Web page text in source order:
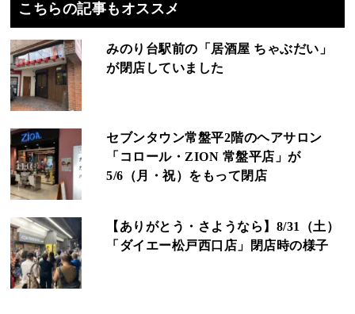
こちらの記事もオススメ
みのり台駅前の「居酒屋 ちゃぶだい」
が閉店していました
セブンタウン常盤平2階のヘアサロン
「コロール・ZION 常盤平店」が
5/6（月・祝）をもって閉店
【ありがとう・さようなら】8/31（土）
「ダイエー松戸西口店」閉店時の様子